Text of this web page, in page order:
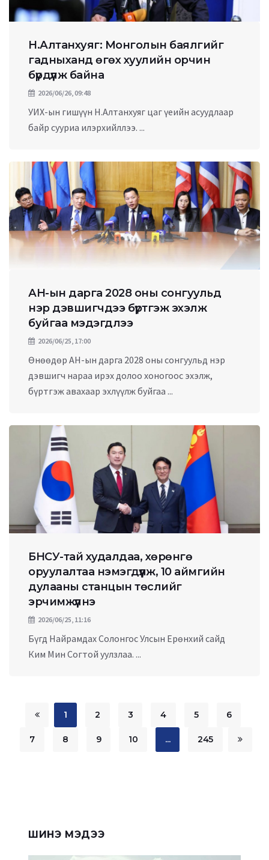
Н.Алтанхуяг: Монголын баялгийг
гадныханд өгөх хуулийн орчин
бүрдүүлж байна
2026/06/26, 09:48
УИХ-ын гишүүн Н.Алтанхуяг цаг үеийн асуудлаар
байр сууриа илэрхийллээ. ...
АН-ын дарга 2028 оны сонгуульд
нэр дэвшигчдээ бүртгэж эхэлж
буйгаа мэдэгдлээ
2026/06/25, 17:00
Өнөөдөр АН-ын дарга 2028 оны сонгуульд нэр
дэвшигч нараа ирэх долоо хоногоос эхэлж,
бүртгэж авахаар эхлүүлж буйгаа ...
БНСУ-тай худалдаа, хөрөнгө
оруулалтаа нэмэгдүүлж, 10 аймгийн
дулааны станцын төслийг
эрчимжүүлнэ
2026/06/25, 11:16
Бүгд Найрамдах Солонгос Улсын Ерөнхий сайд
Ким Мин Согтой уулзлаа. ...
1 2 3 4 5 6
7 8 9 10 ... 245
ШИНЭ МЭДЭЭ